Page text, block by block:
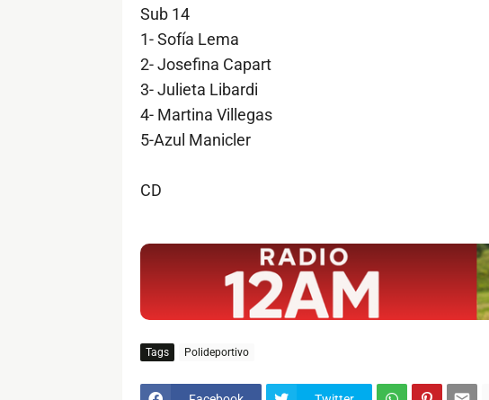
Sub 14
1- Sofía Lema
2- Josefina Capart
3- Julieta Libardi
4- Martina Villegas
5-Azul Manicler
CD
Tags Polideportivo